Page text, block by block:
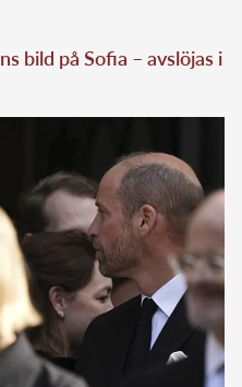
bild på Sofia – avslöjas i